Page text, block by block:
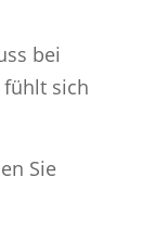
bei
fühlt sich